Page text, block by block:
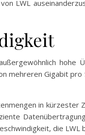
LWL
hohe
mehreren Gigabit
in
die LWL